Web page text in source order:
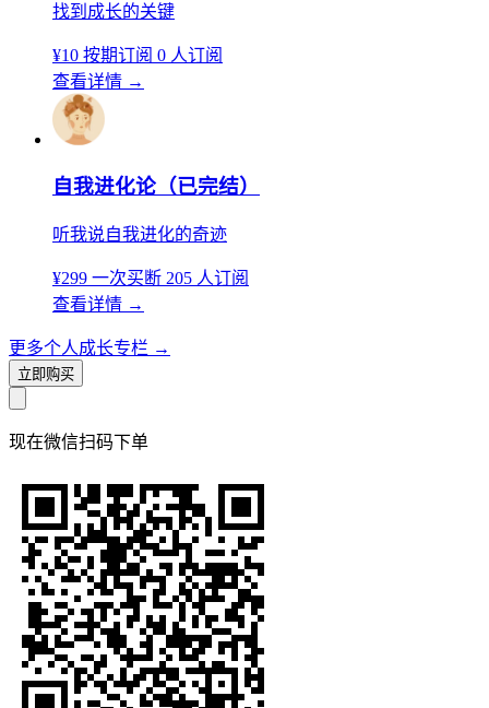
找到成长的关键
¥10 按期订阅 0 人订阅
查看详情 →
自我进化论（已完结）
听我说自我进化的奇迹
¥299 一次买断 205 人订阅
查看详情 →
更多个人成长专栏 →
立即购买
现在微信扫码下单